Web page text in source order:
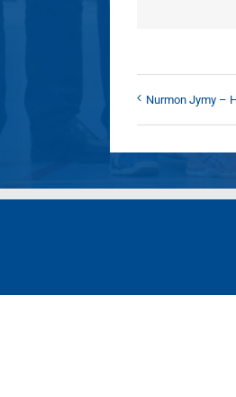
Nurmon Jymy –